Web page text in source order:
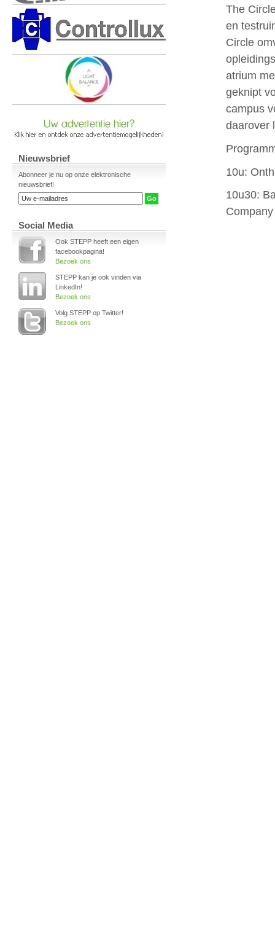
Nieuwsbrief
Abonneer je nu op onze elektronische
nieuwsbrief!
Social Media
Ook STEPP heeft een eigen
facebookpagina!
Bezoek ons
STEPP kan je ook vinden via
LinkedIn!
Bezoek ons
Volg STEPP op Twitter!
Bezoek ons